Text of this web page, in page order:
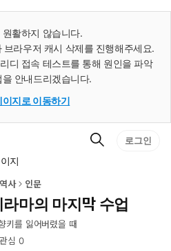
원활하지 않습니다.
라우저 캐시 삭제를 진행해주세요.
디 접속 테스트를 통해 원인을 파악
안내드리겠습니다.
이지로 이동하기
검
로그인
지
사 인문
라마의 마지막 수업
키를 잃어버렸을 때
관심 0